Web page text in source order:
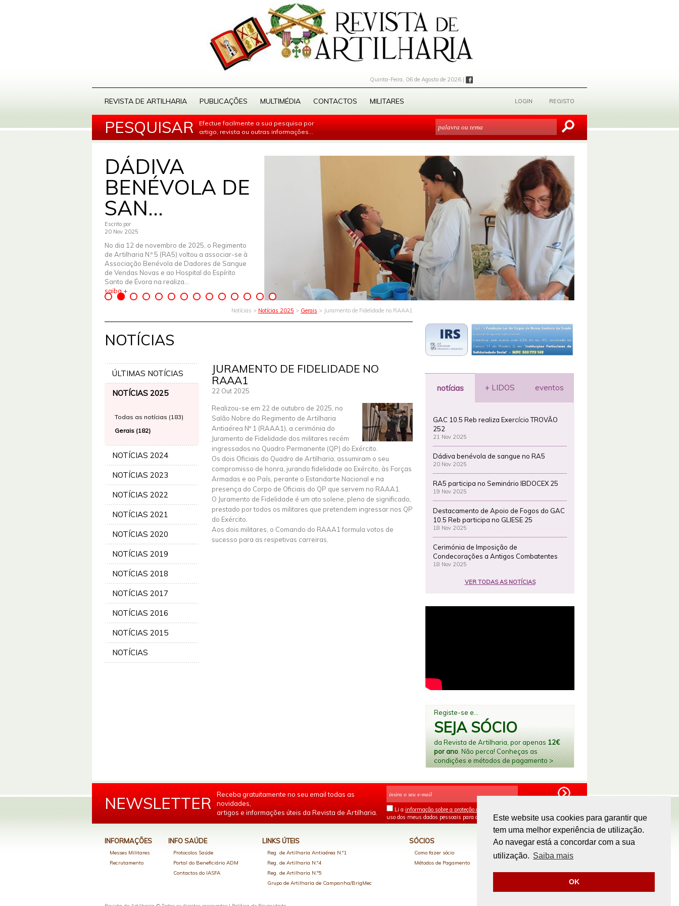
Este website usa cookies para garantir que
tem uma melhor experiência de utilização.
Ao navegar está a concordar com a sua
utilização. Saiba mais
OK
Quinta-Feira, 06 de Agosto de 2026 |
REVISTA DE ARTILHARIA PUBLICAÇÕES MULTIMÉDIA CONTACTOS MILITARES LOGIN REGISTO
PESQUISAR
Efectue facilmente a sua pesquisa por
artigo, revista ou outras informações...
DÁDIVA
BENÉVOLA DE
SAN...
Escrito por
20 Nov 2025
No dia 12 de novembro de 2025, o Regimento
de Artilharia N.º 5 (RA5) voltou a associar-se à
Associação Benévola de Dadores de Sangue
de Vendas Novas e ao Hospital do Espírito
Santo de Évora na realiza...
saiba +
Notícias > Notícias 2025 > Gerais > Juramento de Fidelidade no RAAA1
NOTÍCIAS
ÚLTIMAS NOTÍCIAS
NOTÍCIAS 2025
Todas as notícias (183)
Gerais (182)
NOTÍCIAS 2024
NOTÍCIAS 2023
NOTÍCIAS 2022
NOTÍCIAS 2021
NOTÍCIAS 2020
NOTÍCIAS 2019
NOTÍCIAS 2018
NOTÍCIAS 2017
NOTÍCIAS 2016
NOTÍCIAS 2015
NOTÍCIAS
JURAMENTO DE FIDELIDADE NO
RAAA1
22 Out 2025
Realizou-se em 22 de outubro de 2025, no
Salão Nobre do Regimento de Artilharia
Antiaérea Nº 1 (RAAA1), a cerimónia do
Juramento de Fidelidade dos militares recém
ingressados no Quadro Permanente (QP) do Exército.
Os dois Oficiais do Quadro de Artilharia, assumiram o seu
compromisso de honra, jurando fidelidade ao Exército, às Forças
Armadas e ao País, perante o Estandarte Nacional e na
presença do Corpo de Oficiais do QP que servem no RAAA1.
O Juramento de Fidelidade é um ato solene, pleno de significado,
prestado por todos os militares que pretendem ingressar nos QP
do Exército.
Aos dois militares, o Comando do RAAA1 formula votos de
sucesso para as respetivas carreiras.
notícias + LIDOS eventos
GAC 10.5 Reb realiza Exercício TROVÃO
252
21 Nov 2025
Dádiva benévola de sangue no RA5
20 Nov 2025
RA5 participa no Seminário IBDOCEX 25
19 Nov 2025
Destacamento de Apoio de Fogos do GAC
10.5 Reb participa no GLIESE 25
18 Nov 2025
Cerimónia de Imposição de
Condecorações a Antigos Combatentes
18 Nov 2025
VER TODAS AS NOTÍCIAS
Registe-se e...
SEJA SÓCIO
da Revista de Artilharia, por apenas 12€
por ano. Não perca! Conheças as
condições e métodos de pagamento >
NEWSLETTER
Receba gratuitamente no seu email todas as
novidades,
artigos e informações úteis da Revista de Artilharia.
Li a informação sobre a proteção de dados
uso dos meus dados pessoais para os fins mencionados.
INFORMAÇÕES
Messes Militares
Recrutamento
INFO SAÚDE
Protocolos Saúde
Portal do Beneficiário ADM
Contactos do IASFA
LINKS ÚTEIS
Reg. de Artilharia Antiaérea N.º1
Reg. de Artilharia N.º4
Reg. de Artilharia N.º5
Grupo de Artilharia de Campanha/BrigMec
SÓCIOS
Como fazer sócio
Métodos de Pagamento
PAGAMENTOS ONLINE